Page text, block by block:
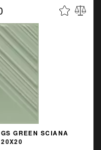
GREEN SCIANA